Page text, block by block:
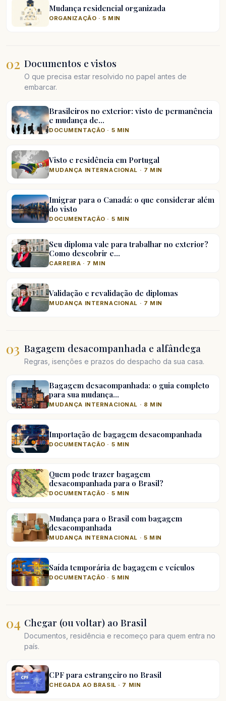
Mudança residencial organizada
ORGANIZAÇÃO · 5 MIN
02 Documentos e vistos
O que precisa estar resolvido no papel antes de
embarcar.
Brasileiros no exterior: visto de permanência
e mudança de…
DOCUMENTAÇÃO · 5 MIN
Visto e residência em Portugal
MUDANÇA INTERNACIONAL · 7 MIN
Imigrar para o Canadá: o que considerar além
do visto
DOCUMENTAÇÃO · 5 MIN
Seu diploma vale para trabalhar no exterior?
Como descobrir e…
CARREIRA · 7 MIN
Validação e revalidação de diplomas
MUDANÇA INTERNACIONAL · 7 MIN
03 Bagagem desacompanhada e alfândega
Regras, isenções e prazos do despacho da sua casa.
Bagagem desacompanhada: o guia completo
para sua mudança…
MUDANÇA INTERNACIONAL · 8 MIN
Importação de bagagem desacompanhada
DOCUMENTAÇÃO · 5 MIN
Quem pode trazer bagagem
desacompanhada para o Brasil?
DOCUMENTAÇÃO · 5 MIN
Mudança para o Brasil com bagagem
desacompanhada
MUDANÇA INTERNACIONAL · 5 MIN
Saída temporária de bagagem e veículos
DOCUMENTAÇÃO · 5 MIN
04 Chegar (ou voltar) ao Brasil
Documentos, residência e recomeço para quem entra no
país.
CPF para estrangeiro no Brasil
CHEGADA AO BRASIL · 7 MIN